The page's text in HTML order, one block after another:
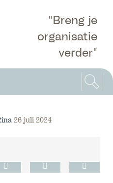
"Breng je
organisatie
verder"
26 juli 2024